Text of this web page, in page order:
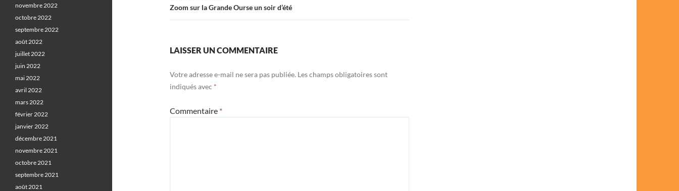
Zoom sur la Grande Ourse un soir d’été
LAISSER UN COMMENTAIRE
Votre adresse e-mail ne sera pas publiée. Les champs obligatoires sont
indiqués avec *
Commentaire *
novembre 2022
octobre 2022
septembre 2022
août 2022
juillet 2022
juin 2022
mai 2022
avril 2022
mars 2022
février 2022
janvier 2022
décembre 2021
novembre 2021
octobre 2021
septembre 2021
août 2021